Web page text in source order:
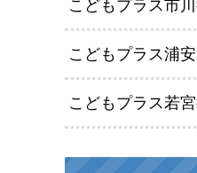
こどもプラス市
こどもプラス浦
こどもプラス若